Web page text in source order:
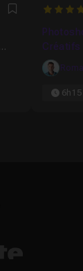
Favori4.4
Créatifs
maîtriser
6h15